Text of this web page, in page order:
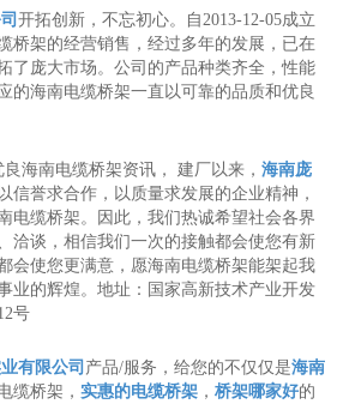
开拓创新，不忘初心。自2013-12-05成立
桥架的经营销售，经过多年的发展，已在
了庞大市场。公司的产品种类齐全，性能
的海南电缆桥架一直以可靠的品质和优良
海南电缆桥架资讯， 建厂以来， 海南庞
信誉求合作，以质量求发展的企业精神，
电缆桥架。因此，我们热诚希望社会各界
洽谈，相信我们一次的接触都会使您有新
会使您更满意，愿海南电缆桥架能架起我
业的辉煌。地址：国家高新技术产业开发
号
有限公司 产品/服务，给您的不仅仅是海南
缆桥架， 实惠的电缆桥架 ， 桥架哪家好的